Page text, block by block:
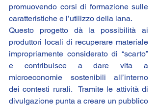
promuovendo corsi di formazione sulle
caratteristiche e l’utilizzo della lana.
Questo progetto dà la possibilità ai
produttori locali di recuperare materiale
impropriamente considerato di “scarto”
e contribuisce a dare vita a
microeconomie sostenibili all’interno
dei contesti rurali.  Tramite le attività di
divulgazione punta a creare un pubblico